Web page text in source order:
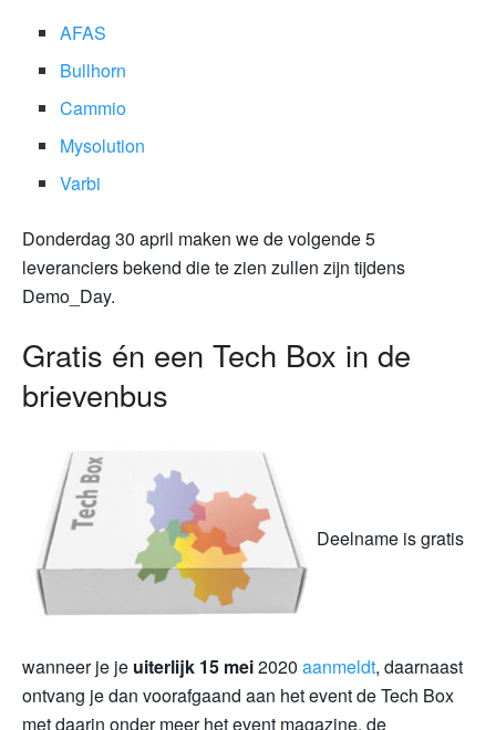
AFAS
Bullhorn
Cammio
Mysolution
Varbi
Donderdag 30 april maken we de volgende 5
leveranciers bekend die te zien zullen zijn tijdens
Demo_Day.
Gratis én een Tech Box in de
brievenbus
Deelname is gratis
wanneer je je uiterlijk 15 mei2020 aanmeldt, daarnaast
ontvang je dan voorafgaand aan het event de Tech Box
met daarin onder meer het event magazine, de